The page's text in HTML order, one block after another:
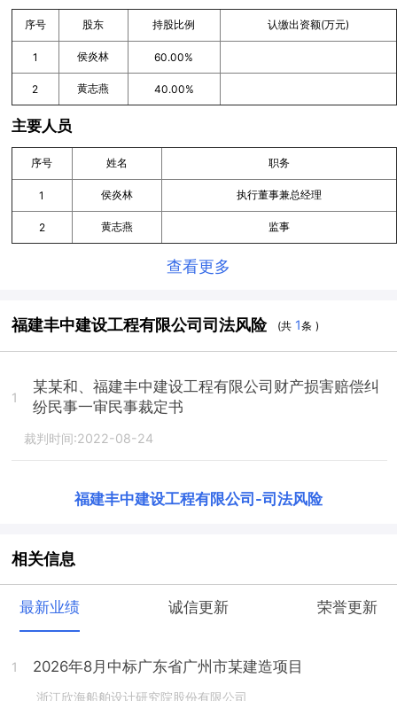
序号 股东 持股比例 认缴出资额(万元)
1 侯炎林 60.00%
2 黄志燕 40.00%
主要人员
序号 姓名 职务
1 侯炎林 执行董事兼总经理
2 黄志燕 监事
查看更多
福建丰中建设工程有限公司司法风险 (共 1条 )
1
某某和、福建丰中建设工程有限公司财产损害赔偿纠
纷民事一审民事裁定书
裁判时间:2022-08-24
福建丰中建设工程有限公司 -司法风险
相关信息
最新业绩 诚信更新 荣誉更新
1 2026年8月中标广东省广州市某建造项目
浙江欣海船舶设计研究院股份有限公司